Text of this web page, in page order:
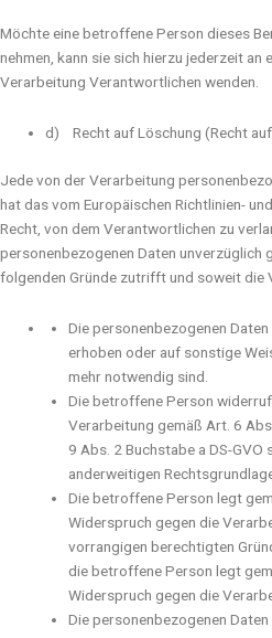
Möchte eine betroffene Person dieses
nehmen, kann sie sich hierzu jederzeit
Verarbeitung Verantwortlichen wenden.
d) Recht auf Löschung (Recht
Jede von der Verarbeitung
hat das vom Europäischen Richtlinien-
Recht, von dem Verantwortlichen zu
personenbezogenen Daten unverzüglich
folgenden Gründe zutrifft und soweit die
Die personenbezogenen
erhoben oder auf sonstige
mehr notwendig sind.
Die betroffene Person
Verarbeitung gemäß Art. 6
9 Abs. 2 Buchstabe a DS-
anderweitigen
Die betroffene Person legt
Widerspruch gegen die
vorrangigen berechtigten
die betroffene Person legt
Widerspruch gegen die
Die personenbezogenen